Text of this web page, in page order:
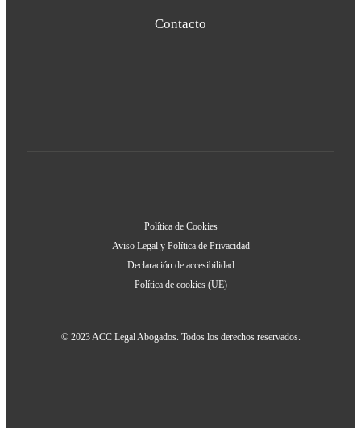
Contacto
Política de Cookies
Aviso Legal y Política de Privacidad
Declaración de accesibilidad
Política de cookies (UE)
© 2023 ACC Legal Abogados. Todos los derechos reservados.